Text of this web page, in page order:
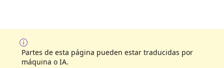
Partes de esta página pueden estar traducidas por
máquina o IA.